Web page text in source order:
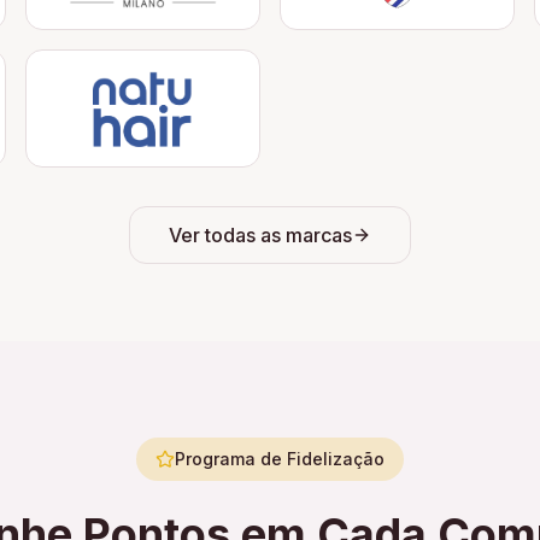
Ver todas as marcas
Programa de Fidelização